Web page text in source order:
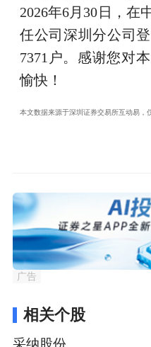
2026年6月30日，在
任公司深圳分公司
7371户。感谢您对
愉快！
本文数据来源于深圳证券交易所互动易，
广告
相关个股
采纳股份